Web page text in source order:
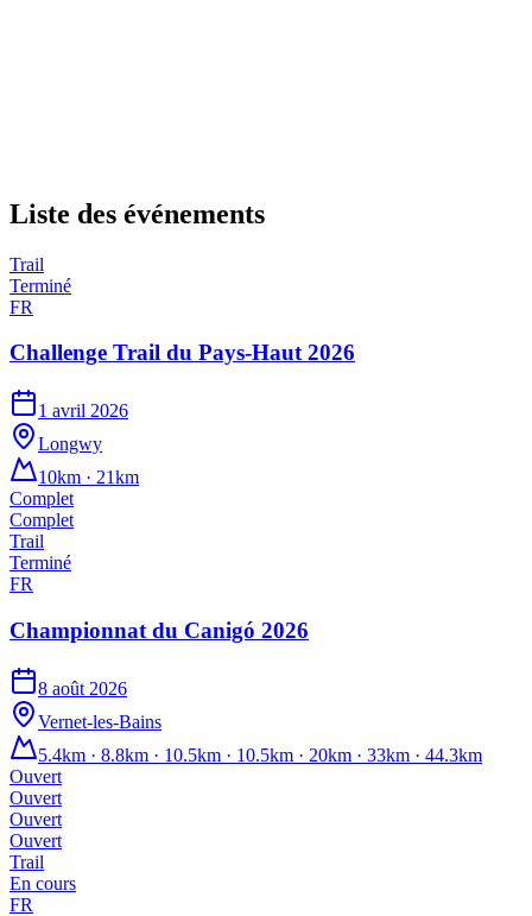
Liste des événements
Trail
Terminé
FR
Challenge Trail du Pays-Haut 2026
1 avril 2026
Longwy
10km · 21km
Complet
Complet
Trail
Terminé
FR
Championnat du Canigó 2026
8 août 2026
Vernet-les-Bains
5.4km · 8.8km · 10.5km · 10.5km · 20km · 33km · 44.3km
Ouvert
Ouvert
Ouvert
Ouvert
Trail
En cours
FR